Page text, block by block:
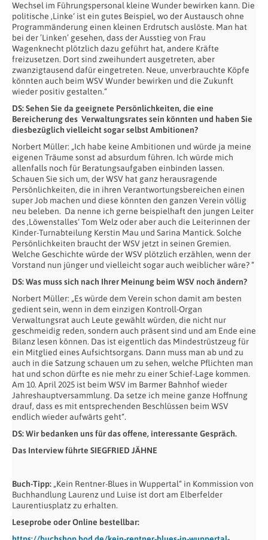
Wechsel im Führungspersonal kleine Wunder bewirken kann. Die
politische ‚Linke‘ ist ein gutes Beispiel, wo der Austausch ohne
Programmänderung einen kleinen Erdrutsch auslöste. Man hat
bei der ’Linken’ gesehen, dass der Ausstieg von Frau
Wagenknecht plötzlich dazu geführt hat, andere Kräfte
freizusetzen. Dort sind zweihundert ausgetreten, aber
zwanzigtausend dafür eingetreten. Neue, unverbrauchte Köpfe
könnten auch beim WSV Wunder bewirken und die Zukunft
wieder positiv gestalten.“
DS: Sehen Sie da geeignete Persönlichkeiten, die eine
Bereicherung des Verwaltungsrates sein könnten und haben Sie
diesbezüglich vielleicht sogar selbst Ambitionen?
Norbert Müller: „Ich habe keine Ambitionen und würde ja meine
eigenen Träume sonst ad absurdum führen. Ich würde mich
allenfalls noch für Beratungsaufgaben einbinden lassen.
Schauen Sie sich um, der WSV hat ganz herausragende
Persönlichkeiten, die in ihren Verantwortungsbereichen einen
super Job machen und diese könnten den ganzen Verein völlig
neu beleben. Da nenne ich gerne beispielhaft den jungen Leiter
des ‚Löwenstalles‘ Tom Welz oder aber auch die Leiterinnen der
Kinder-Turnabteilung Kerstin Mau und Sarina Mantick. Solche
Persönlichkeiten braucht der WSV jetzt in seinen Gremien.
Welche Geschichte würde der WSV plötzlich erzählen, wenn der
Vorstand nun jünger und vielleicht sogar auch weiblicher wäre? “
DS: Was muss sich nach Ihrer Meinung beim WSV noch ändern?
Norbert Müller: „Es würde dem Verein schon damit am besten
gedient sein, wenn in dem einzigen Kontroll-Organ
Verwaltungsrat auch Leute gewählt würden, die nicht nur
geschmeidig reden, sondern auch präsent sind und am Ende eine
Bilanz lesen können. Das ist eigentlich das Mindestrüstzeug für
ein Mitglied eines Aufsichtsorgans. Dann muss man ab und zu
auch in die Satzung schauen um zu sehen, welche Pflichten man
hat und schon dürfte es nie mehr zu einer Schief-Lage kommen.
Am 10. April 2025 ist beim WSV im Barmer Bahnhof wieder
Jahreshauptversammlung. Da setze ich meine ganze Hoffnung
drauf, dass es mit entsprechenden Beschlüssen beim WSV
endlich wieder aufwärts geht“.
DS: Wir bedanken uns für das offene, interessante Gespräch.
Das Interview führte SIEGFRIED JÄHNE
Buch-Tipp: „Kein Rentner-Blues in Wuppertal“ in Kommission von
Buchhandlung Laurenz und Luise ist dort am Elberfelder
Laurentiusplatz zu erhalten.
Leseprobe oder Online bestellbar: